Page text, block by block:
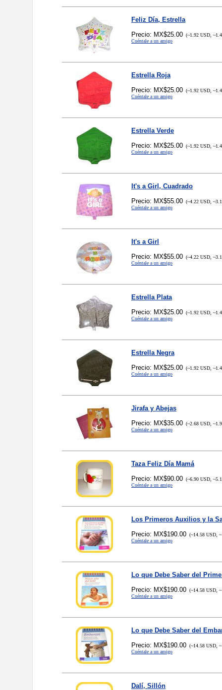
Feliz Día, Estrella
Precio: MX$25.00 (~1.92 USD,
Cuéntale a un amigo
Estrella Roja
Precio: MX$25.00 (~1.92 USD,
Cuéntale a un amigo
Estrella Verde
Precio: MX$25.00 (~1.92 USD,
Cuéntale a un amigo
It's a Girl, Cuadrado
Precio: MX$55.00 (~4.22 USD,
Cuéntale a un amigo
It's a Girl
Precio: MX$55.00 (~4.22 USD,
Cuéntale a un amigo
Estrella Plata
Precio: MX$25.00 (~1.92 USD,
Cuéntale a un amigo
Estrella Negra
Precio: MX$25.00 (~1.92 USD,
Cuéntale a un amigo
Jirafa y Abejas
Precio: MX$35.00 (~2.68 USD,
Cuéntale a un amigo
Taza Feliz Día Mamá
Precio: MX$90.00 (~6.90 USD,
Cuéntale a un amigo
Los Primeros Auxilios y la
Precio: MX$190.00 (~14.58 USD,
Cuéntale a un amigo
Lo que Debe Saber del
Precio: MX$190.00 (~14.58 USD,
Cuéntale a un amigo
Lo que Debe Saber del
Precio: MX$190.00 (~14.58 USD,
Cuéntale a un amigo
Dalí, Sillón